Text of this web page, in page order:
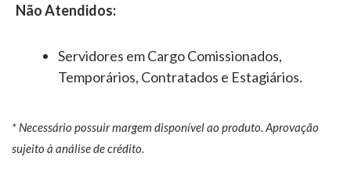
Não Atendidos:
Servidores em Cargo Comissionados,
Temporários, Contratados e Estagiários.
* Necessário possuir margem disponível ao produto. Aprovação
sujeito à análise de crédito.